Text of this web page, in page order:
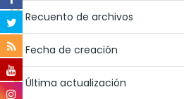
Recuento de archivos
Fecha de creación
Última actualización